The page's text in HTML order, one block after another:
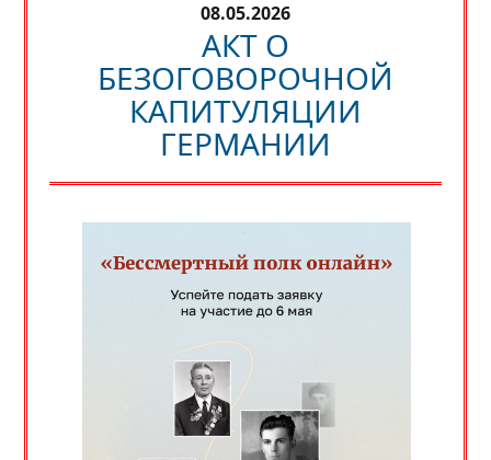
08.05.2026
АКТ О
БЕЗОГОВОРОЧНОЙ
КАПИТУЛЯЦИИ
ГЕРМАНИИ